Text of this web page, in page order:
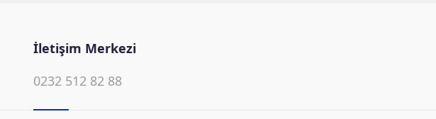
İletişim Merkezi
0232 512 82 88